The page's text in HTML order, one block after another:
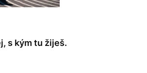
s kým tu žiješ.